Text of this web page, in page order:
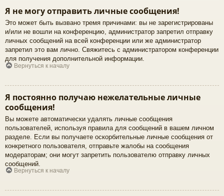
Я не могу отправить личные сообщения!
Это может быть вызвано тремя причинами: вы не зарегистрированы
и/или не вошли на конференцию, администратор запретил отправку
личных сообщений на всей конференции или же администратор
запретил это вам лично. Свяжитесь с администратором конференции
для получения дополнительной информации.
Вернуться к началу
Я постоянно получаю нежелательные личные
сообщения!
Вы можете автоматически удалять личные сообщения
пользователей, используя правила для сообщений в вашем личном
разделе. Если вы получаете оскорбительные личные сообщения от
конкретного пользователя, отправьте жалобы на сообщения
модераторам; они могут запретить пользователю отправку личных
сообщений.
Вернуться к началу